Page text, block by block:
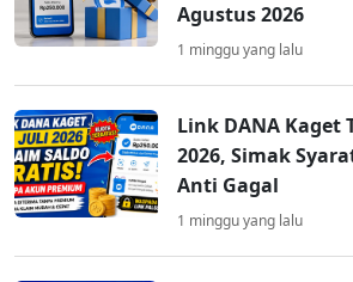
Agustus 2026
1 minggu yang lalu
Link DANA Kaget
2026, Simak
Anti Gagal
1 minggu yang lalu